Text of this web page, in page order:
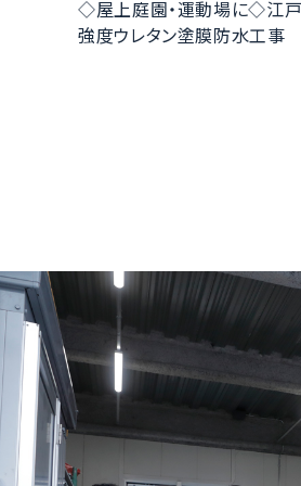
◇屋上庭園・運動場に◇江
強度ウレタン塗膜防水工事